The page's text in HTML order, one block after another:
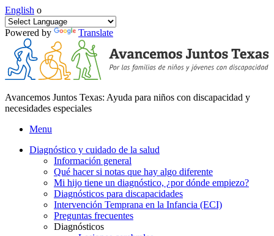
English o
Powered by Translate
Avancemos Juntos Texas: Ayuda para niños con discapacidad y
necesidades especiales
Menu
Diagnóstico y cuidado de la salud
Información general
Qué hacer si notas que hay algo diferente
Mi hijo tiene un diagnóstico, ¿por dónde empiezo?
Diagnósticos para discapacidades
Intervención Temprana en la Infancia (ECI)
Preguntas frecuentes
Diagnósticos